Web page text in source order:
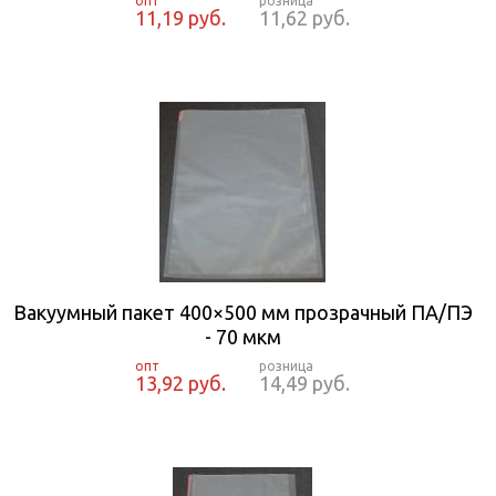
11,19 руб. 11,62 руб.
Вакуумный пакет 400×500 мм прозрачный ПА/ПЭ
- 70 мкм
13,92 руб. 14,49 руб.